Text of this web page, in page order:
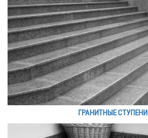
ГРАНИТНЫЕ СТУПЕНИ